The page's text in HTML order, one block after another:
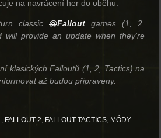
na navrácení her do oběhu:
classic @Fallout games (1, 2,
will provide an update when they’re
klasických Falloutů (1, 2, Tactics) na
až budou připraveny.
, FALLOUT 2, FALLOUT TACTICS, MÓDY